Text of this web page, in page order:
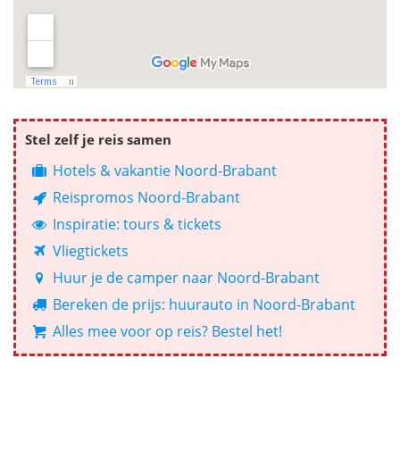
Stel zelf je reis samen
Hotels & vakantie Noord-Brabant
Reispromos Noord-Brabant
Inspiratie: tours & tickets
Vliegtickets
Huur je de camper naar Noord-Brabant
Bereken de prijs: huurauto in Noord-Brabant
Alles mee voor op reis? Bestel het!